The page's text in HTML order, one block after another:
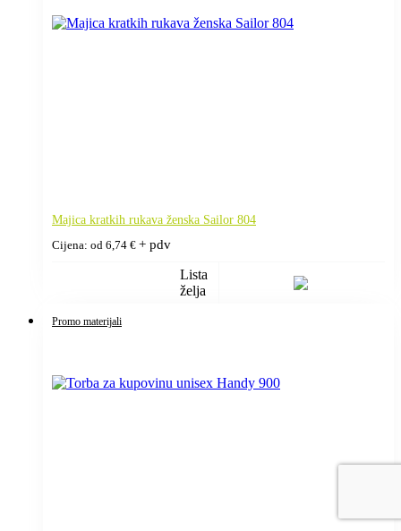
Majica kratkih rukava ženska Sailor 804
Cijena: od 6,74 € + pdv
Lista
želja
Promo materijali